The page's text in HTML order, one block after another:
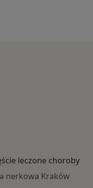
leczone choroby
nerkowa Kraków